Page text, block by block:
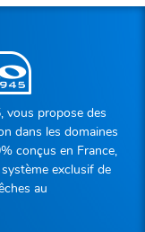
vous propose des
dans les domaines
conçus en France,
exclusif de
au